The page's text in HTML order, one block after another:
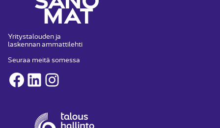
Yritystalouden ja
laskennan ammattilehti
Seuraa meitä somessa
Facebook
LinkedInInstagram